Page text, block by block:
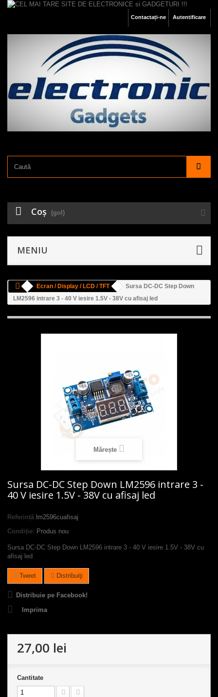
Autentificare
Contactați-ne
Coş (gol)
MENIU
Ecran / Display / LCD / TFT
Sursa DC-DC Step Down
LM2596 intrare 3 - 40 V iesire 1.5V - 38V cu afisaj led
Mărește
Sursa DC-DC Step Down LM2596 intrare 3 -
40 V iesire 1.5V - 38V cu afisaj led
Referință lm2596cuafisaj
Condiție: Produs nou
Sursa DC-DC Step Down LM2596 intrare 3 - 40 V iesire 1.5V - 38V cu
afisaj led
Tweet Distribuiţi
Distribuie pe Facebook!
Imprima
27,00 lei
Cantitate